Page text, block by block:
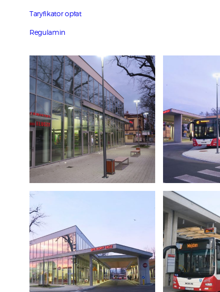
Taryfikator opłat
Regulamin